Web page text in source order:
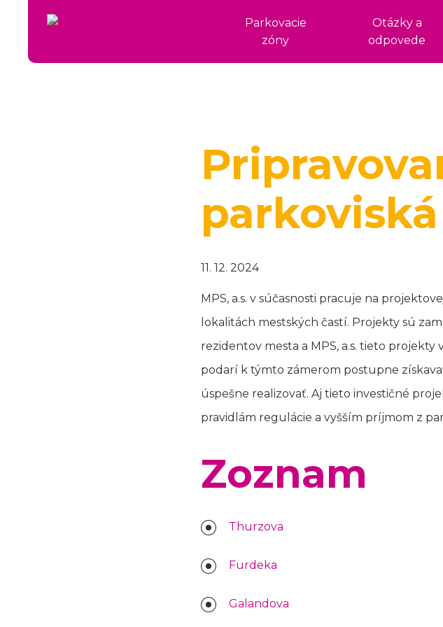
Parkovacie
zóny
Otázky a
odpovede
parkoviská
11. 12. 2024
MPS, a.s. v súčasnosti pracuje na
lokalitách mestských častí. Projekty sú
rezidentov mesta a MPS, a.s. tieto
podarí k týmto zámerom postupne
úspešne realizovať. Aj tieto investičné
pravidlám regulácie a vyšším príjmom z
Zoznam
Thurzova
Furdeka
Galandova